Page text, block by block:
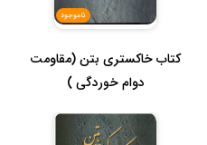
ناموجود
کتاب خاکستری بتن (مقاومت
دوام خوردگی )